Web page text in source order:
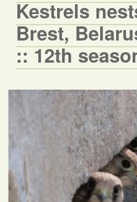
Kestrels
Brest,
:: 12th